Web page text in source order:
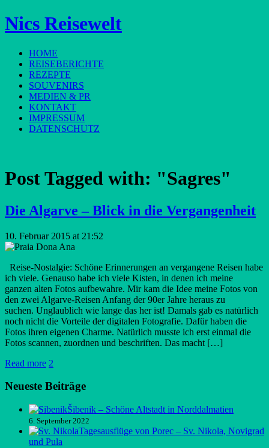
Nics Reisewelt
HOME
REISEBERICHTE
REZEPTE
SOUVENIRS
MEDIEN & PR
KONTAKT
IMPRESSUM
DATENSCHUTZ
Post Tagged with: "Sagres"
Die Algarve – Blick in die Vergangenheit
10. Februar 2015 at 21:52
Reise-Nostalgie: Schöne Erinnerungen an vergangene Reisen habe
ich viele. Genauso habe ich viele Kisten, in denen ich meine
ganzen alten Fotos aufbewahre. Mir kam die Idee meine Fotos von
den zwei Algarve-Reisen Anfang der 90er Jahre heraus zu
suchen. Unglaublich wie lange das her ist! Damals gab es natürlich
noch nicht die Vorteile der digitalen Fotografie. Dafür haben die
Fotos ihren eigenen Charme. Natürlich musste ich erst einmal die
Fotos scannen, zuordnen und beschriften. Das macht […]
Read more 2
Neueste Beiträge
Šibenik – Schöne Altstadt in Norddalmatien
6. September 2022
Tagesausflüge von Porec – Sv. Nikola, Novigrad
und Pula